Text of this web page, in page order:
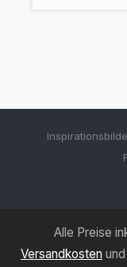
Alle Preise
Versandkosten